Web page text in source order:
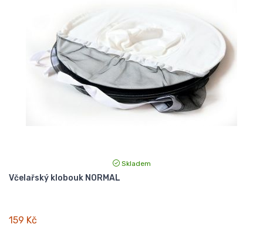
Skladem
Včelařský klobouk NORMAL
159 Kč